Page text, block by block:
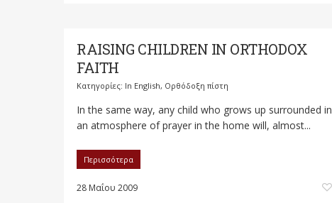
RAISING CHILDREN IN ORTHODOX
FAITH
Κατηγορίες: In English, Ορθόδοξη πίστη
In the same way, any child who grows up surrounded in
an atmosphere of prayer in the home will, almost...
Περισσότερα
28 Μαΐου 2009